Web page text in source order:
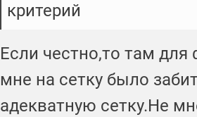
критерий
Если честно,то там
мне на сетку было
адекватную сетку.Не